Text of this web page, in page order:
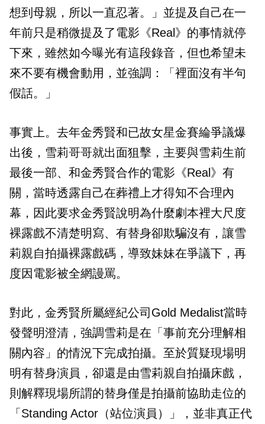
想到母親，所以一直忍著。」並提及自己在一
年前只是稍微提及了電影《Real》的事情就停
下來，雖然如今曝光有這段錄音，但也希望未
來不要有機會動用，並強調：「裡面沒有半句
假話。」
事實上。去年金秀賢和已故女星金賽綸爭議爆
出後，雪莉哥哥就出面狙擊，主要與雪莉生前
最後一部、和金秀賢合作的電影《Real》有
關，當時透露自己在葬禮上才得知不合理內
幕，因此要求金秀賢說明為什麼劇本裡大尺度
裸露戲不清楚明寫、有替身卻欺騙沒有，讓雪
莉親自拍攝裸露戲碼，導致妹妹在爭議下，再
度因電影被全網謾罵。
對此，金秀賢所屬經紀公司Gold Medalist當時
發聲明澄清，強調雪莉是在「事前充分理解相
關內容」的情況下完成拍攝。至於質疑現場明
明有替身演員，卻還是由雪莉親自拍攝床戲，
則解釋現場所謂的替身僅是拍攝前協助走位的
「Standing Actor（站位演員）」，並非真正代